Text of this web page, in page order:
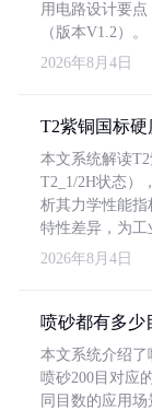
用电路设计要
（版本V1.2）。
2026年8月4日
T2紫铜国标
本文系统解读
T2_1/2H状态）
析其力学性能
特性差异，为工
2026年8月4日
喷砂都有多少
本文系统介绍
喷砂200目对应
同目数的应用